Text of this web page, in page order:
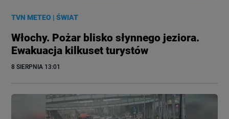
TVN METEO |ŚWIAT
Włochy. Pożar blisko słynnego jeziora.
Ewakuacja kilkuset turystów
8 SIERPNIA 13:01